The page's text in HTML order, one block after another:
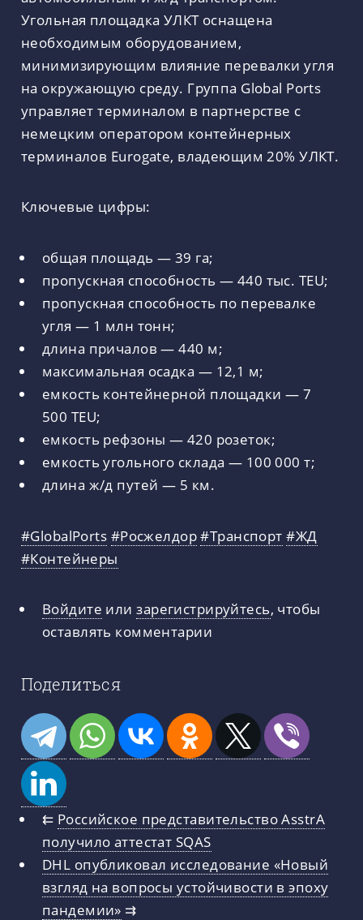
Угольная площадка УЛКТ оснащена
необходимым оборудованием,
минимизирующим влияние перевалки угля
на окружающую среду. Группа Global Ports
управляет терминалом в партнерстве с
немецким оператором контейнерных
терминалов Eurogate, владеющим 20% УЛКТ.
Ключевые цифры:
общая площадь — 39 га;
пропускная способность — 440 тыс. TEU;
пропускная способность по перевалке
угля — 1 млн тонн;
длина причалов — 440 м;
максимальная осадка — 12,1 м;
емкость контейнерной площадки — 7
500 TEU;
емкость рефзоны — 420 розеток;
емкость угольного склада — 100 000 т;
длина ж/д путей — 5 км.
#GlobalPorts #Росжелдор#Транспорт #ЖД
#Контейнеры
Войдите илизарегистрируйтесь, чтобы
оставлять комментарии
Поделиться
⇇ Российское представительство AsstrA
получило аттестат SQAS
DHL опубликовал исследование «Новый
взгляд на вопросы устойчивости в эпоху
пандемии» ⇉